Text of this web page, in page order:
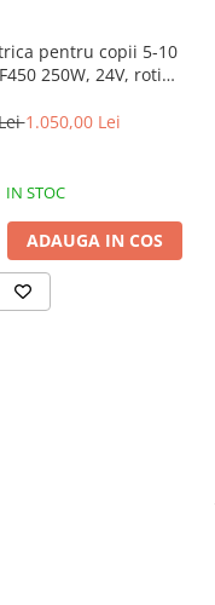
pentru copii 5-10
250W, 24V, roti
1.050,00 Lei
IN STOC
ADAUGA IN COS